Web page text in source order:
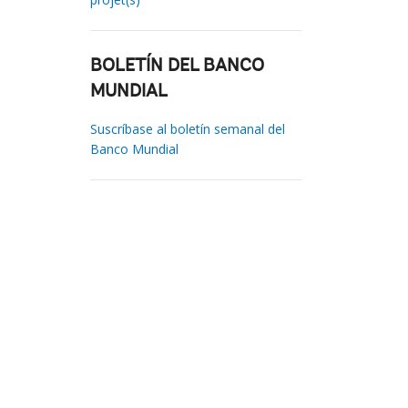
BOLETÍN DEL BANCO
MUNDIAL
Suscríbase al boletín semanal del
Banco Mundial